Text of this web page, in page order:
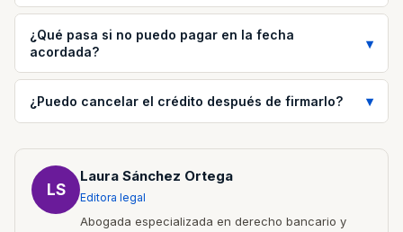
¿Qué pasa si no puedo pagar en la fecha
acordada?
¿Puedo cancelar el crédito después de firmarlo?
LS
Laura Sánchez Ortega
Editora legal
Abogada especializada en derecho bancario y